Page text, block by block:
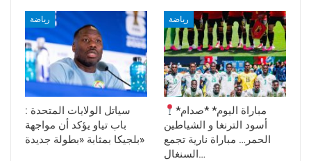
رياضة
سياتل الولايات المتحدة :
باب تياو يؤكد أن مواجهة
بلجيكا بمثابة «بطولة جديدة»
رياضة
*مباراة اليوم* *صدام
أسود الترنغا و الشياطين
الحمر… مباراة نارية تجمع
السنغال…